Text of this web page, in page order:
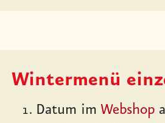
Wintermenü
Datum im Webshop